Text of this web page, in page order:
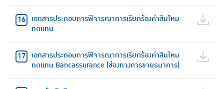
เอกสารประกอบการพิจารณาการเรียกร้องค่าสินไหม
ทดแทน
เอกสารประกอบการพิจารณาการเรียกร้องค่าสินไหม
ทดแทน Bancassurance (ช่องทางการขายธนาคาร)